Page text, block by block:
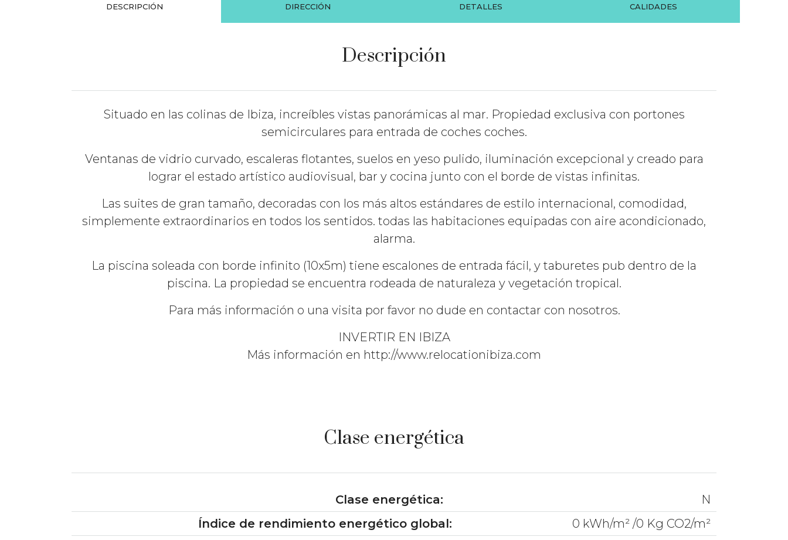
DESCRIPCIÓN DIRECCIÓN DETALLES CALIDADES
Descripción
Situado en las colinas de Ibiza, increíbles vistas panorámicas al mar. Propiedad exclusiva con portones
semicirculares para entrada de coches coches.
Ventanas de vidrio curvado, escaleras flotantes, suelos en yeso pulido, iluminación excepcional y creado para
lograr el estado artístico audiovisual, bar y cocina junto con el borde de vistas infinitas.
Las suites de gran tamaño, decoradas con los más altos estándares de estilo internacional, comodidad,
simplemente extraordinarios en todos los sentidos. todas las habitaciones equipadas con aire acondicionado,
alarma.
La piscina soleada con borde infinito (10x5m) tiene escalones de entrada fácil, y taburetes pub dentro de la
piscina. La propiedad se encuentra rodeada de naturaleza y vegetación tropical.
Para más información o una visita por favor no dude en contactar con nosotros.
INVERTIR EN IBIZA
Más información en http://www.relocationibiza.com
Clase energética
Clase energética:
N
Índice de rendimiento energético global:
0 kWh/m² /0 Kg CO2/m²